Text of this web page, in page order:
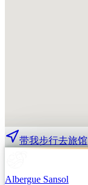
带我步行去旅馆
Albergue Sansol